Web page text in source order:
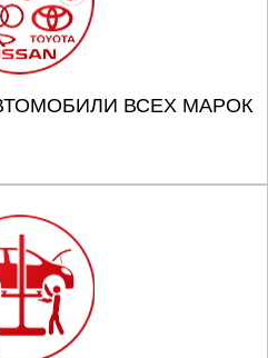
ВСЕХ МАРОК